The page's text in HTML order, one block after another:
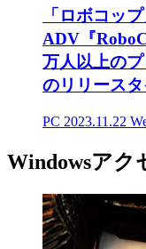
「ロボコッ
ADV『
万人以上の
のリリース
PC 2023.11.22
Windowsアク